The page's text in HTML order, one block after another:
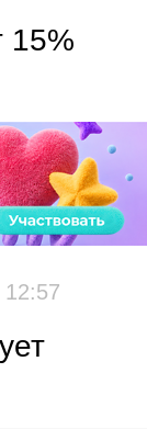
15%
12:57